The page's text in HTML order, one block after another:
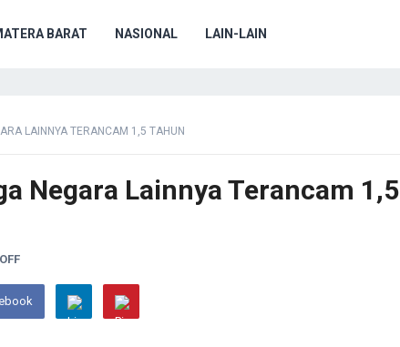
BARAT NASIONAL LAIN-LAIN
LAINNYA TERANCAM 1,5 TAHUN
Negara Lainnya Terancam 1,5